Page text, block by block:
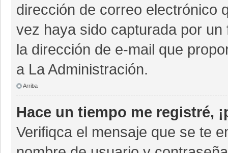
dirección de correo electrónico
vez haya sido capturada por
la dirección de e-mail que
a La Administración.
Arriba
Hace un tiempo me registré,
Verifiqca el mensaje que se te